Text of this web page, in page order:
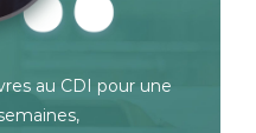
au CDI pour une